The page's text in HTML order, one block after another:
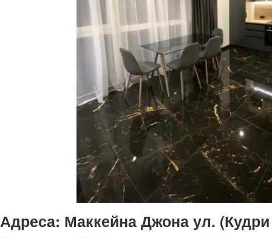
Адреса: Маккейна Джона ул.